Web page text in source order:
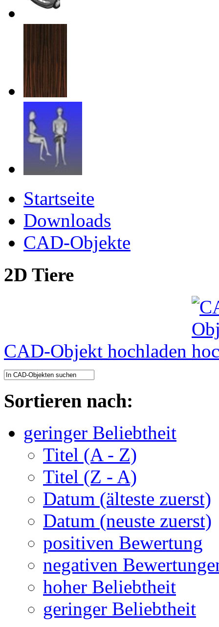
Startseite
Downloads
CAD-Objekte
2D Tiere
CAD-Objekt hochladen
Sortieren nach:
geringer Beliebtheit
Titel (A - Z)
Titel (Z - A)
Datum (älteste zuerst)
Datum (neuste zuerst)
positiven Bewertung
negativen
hoher Beliebtheit
geringer Beliebtheit